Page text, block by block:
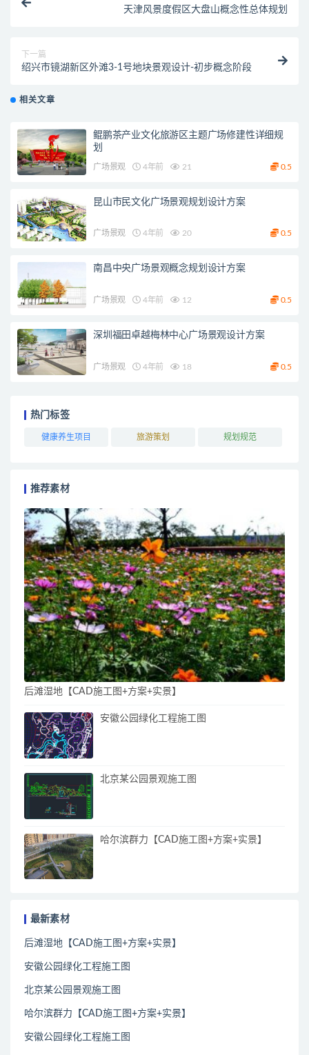
天津风景度假区大盘山概念性总体规划
下一篇
绍兴市镜湖新区外滩3-1号地块景观设计-初步概念阶段
相关文章
鲲鹏茶产业文化旅游区主题广场修建性详细规
划
广场景观 4年前 21 0.5
昆山市民文化广场景观规划设计方案
广场景观 4年前 20 0.5
南昌中央广场景观概念规划设计方案
广场景观 4年前 12 0.5
深圳福田卓越梅林中心广场景观设计方案
广场景观 4年前 18 0.5
热门标签
健康养生项目 旅游策划 规划规范
推荐素材
后滩湿地【CAD施工图+方案+实景】
安徽公园绿化工程施工图
北京某公园景观施工图
哈尔滨群力【CAD施工图+方案+实景】
最新素材
后滩湿地【CAD施工图+方案+实景】
安徽公园绿化工程施工图
北京某公园景观施工图
哈尔滨群力【CAD施工图+方案+实景】
安徽公园绿化工程施工图